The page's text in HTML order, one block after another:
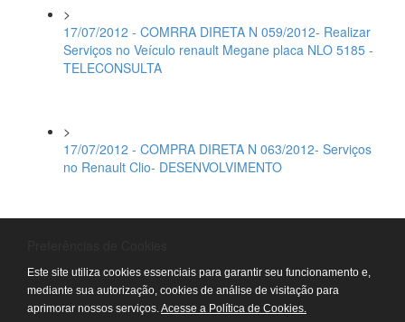
>
17/07/2012 - COMRRA DIRETA N 059/2012- Realizar
Serviços no Veículo renault Megane placa NLO 5185 -
TELECONSULTA
>
17/07/2012 - COMPRA DIRETA N 063/2012- Serviços
no Renault Clio- DESENVOLVIMENTO
de Luminária e Suporte para Extintor-TELECONSULTA
APARECIDA GYN
Este site utiliza cookies essenciais para garantir seu funcionamento e,
mediante sua autorização, cookies de análise de visitação para
aprimorar nossos serviços.Acesse a Política de Cookies.